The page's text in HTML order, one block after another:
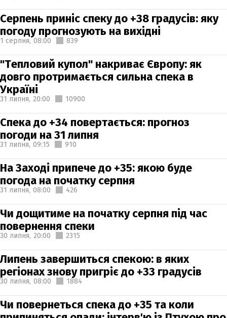
Серпень приніс спеку до +38 градусів: яку
погоду прогнозують на вихідні
1 серпня, 08:00 839
"Тепловий купол" накриває Європу: як
довго протримається сильна спека в
Україні
31 липня, 20:00 10900
Спека до +34 повертається: прогноз
погоди на 31 липня
31 липня, 09:15 910
На Заході припече до +35: якою буде
погода на початку серпня
31 липня, 08:00 426
Чи дощитиме на початку серпня під час
повернення спеки
30 липня, 20:00 2315
Липень завершиться спекою: в яких
регіонах знову пригріє до +33 градусів
30 липня, 08:00 1884
Чи повернеться спека до +35 та коли